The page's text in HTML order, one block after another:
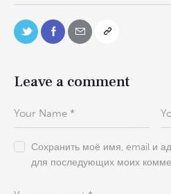
Leave a comment
Сохранить моё имя, email и
для последующих моих